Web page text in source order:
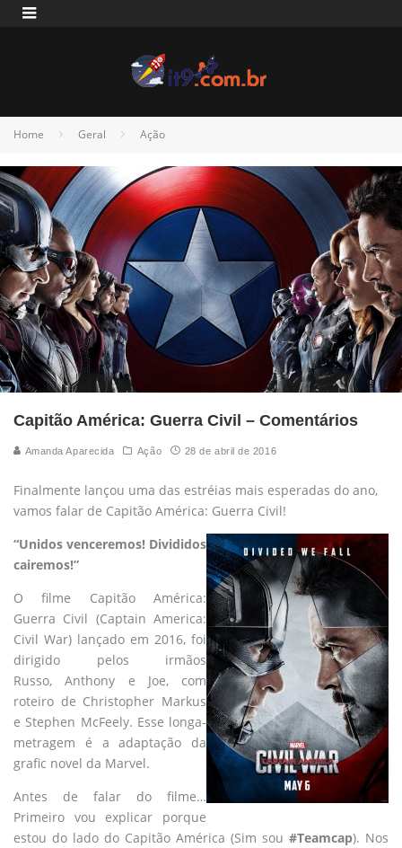
Home Geral Ação
Capitão América: Guerra Civil – Comentários
Amanda Aparecida Ação 28 de abril de 2016
Finalmente lançou uma das estréias mais esperadas do ano,
vamos falar de Capitão América: Guerra Civil!
“Unidos venceremos! Divididos
cairemos!”
O filme Capitão América:
Guerra Civil (Captain America:
Civil War) lançado em 2016, foi
dirigido pelos irmãos
Russo, Anthony e Joe, com
roteiro de Christopher Markus
e Stephen McFeely. Esse longa-
metragem é a adaptação da
grafic novel da Marvel.
Antes de falar do filme…
Primeiro vou explicar porque
estou do lado do Capitão América (Sim sou #Teamcap). Nos